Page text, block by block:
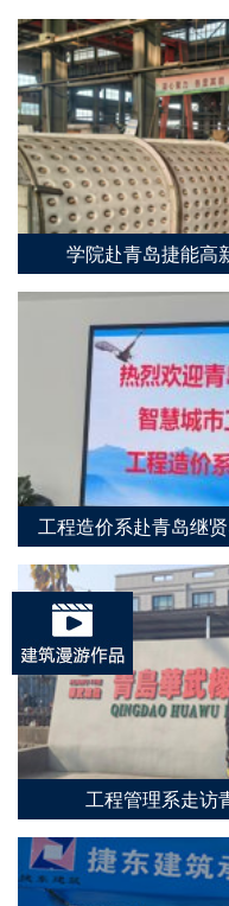
学院赴青岛捷能高
工程造价系赴青岛继
工程管理系走访